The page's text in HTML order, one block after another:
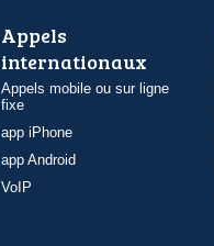
Appels
internationaux
Appels mobile ou sur ligne
fixe
app iPhone
app Android
VoIP